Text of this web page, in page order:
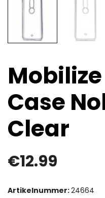
Case
Clear
€12.99
Artikelnummer:24664